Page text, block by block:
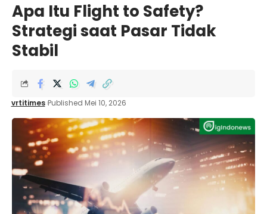
Apa Itu Flight to Safety?
Strategi saat Pasar Tidak
Stabil
vrtitimes Published Mei 10, 2026